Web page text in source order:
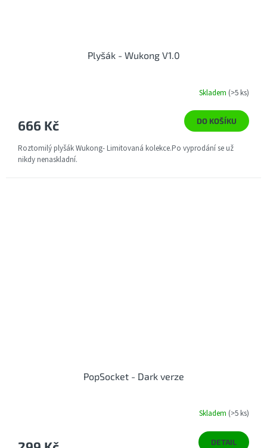
Plyšák - Wukong V1.0
Skladem (>5 ks)
666 Kč DO KOŠÍKU
Roztomilý plyšák Wukong- Limitovaná kolekce.Po vyprodání se už
nikdy nenaskladní.
PopSocket - Dark verze
Skladem (>5 ks)
DETAIL